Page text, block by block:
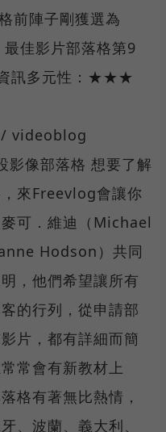
前陣子剛獲選為
佳影片部落格第9
訊多元性：★★★
videoblog
影像部落格 想要了解
來Freevlog會讓你
可．維迪（Michael
Hodson）共同
，他們希望讓所有
的行列，從申請部
片，都有詳細而簡
常會有新教材上
格有著無比熱情，
、波蘭、義大利、